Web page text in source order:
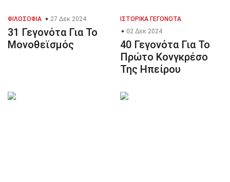
ΦΙΛΟΣΟΦΊΑ 27 Δεκ 2024
31 Γεγονότα Για Το
Μονοθεϊσμός
ΙΣΤΟΡΙΚΆ ΓΕΓΟΝΌΤΑ
02 Δεκ 2024
40 Γεγονότα Για Το
Πρώτο Κονγκρέσο
Της Ηπείρου